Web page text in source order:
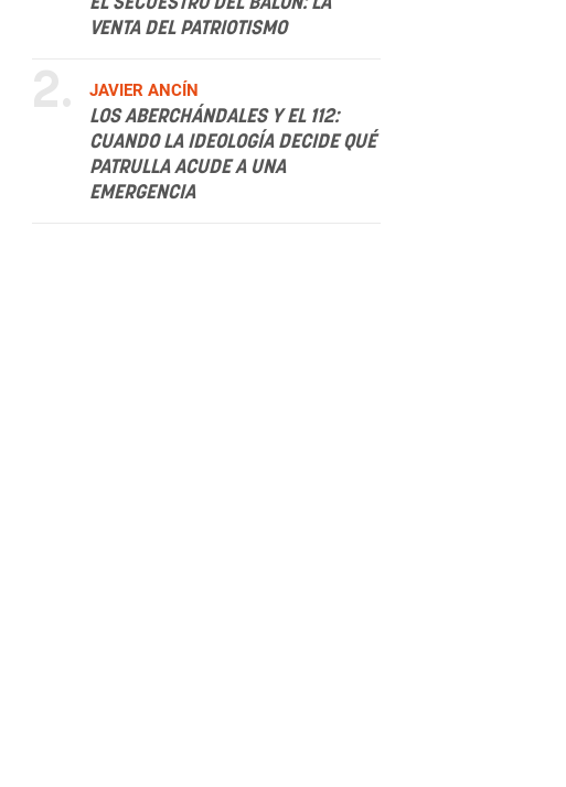
VENTA DEL PATRIOTISMO
2.
JAVIER ANCÍN
LOS ABERCHÁNDALES Y EL 112:
CUANDO LA IDEOLOGÍA DECIDE QUÉ
PATRULLA ACUDE A UNA
EMERGENCIA